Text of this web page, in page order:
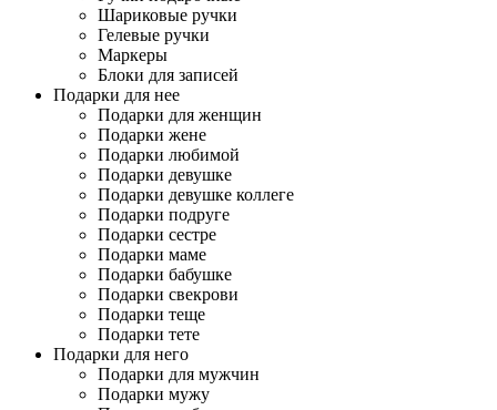
Шариковые ручки
Гелевые ручки
Маркеры
Блоки для записей
Подарки для нее
Подарки для женщин
Подарки жене
Подарки любимой
Подарки девушке
Подарки девушке коллеге
Подарки подруге
Подарки сестре
Подарки маме
Подарки бабушке
Подарки свекрови
Подарки теще
Подарки тете
Подарки для него
Подарки для мужчин
Подарки мужу